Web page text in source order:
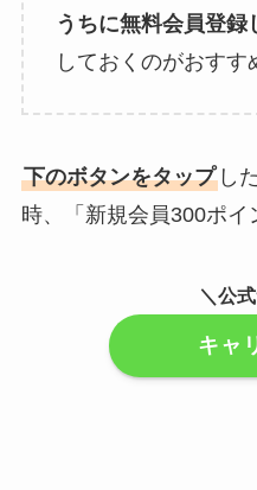
うちに無料会員登録
しておくのがおすす
下のボタンをタップし
時、「新規会員300ポイ
＼公
キャ